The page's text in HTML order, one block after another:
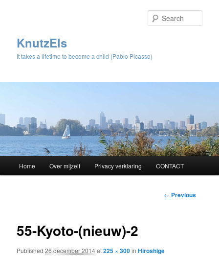
KnutzEls
It takes a lifetime to become a child (Pablo Picasso)
Skip
content
Home Over mijzelf Privacy verklaring CONTACT
Image
← Previous
55-Kyoto-(nieuw)-2
Published26 december 2014at225 × 300inHiroshige